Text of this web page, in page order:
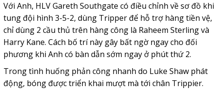
Với Anh, HLV Gareth Southgate có điều chỉnh về sơ đồ khi
tung đội hình 3-5-2, dùng Tripper để hỗ trợ hàng tiền vệ,
chỉ dùng 2 cầu thủ trên hàng công là Raheem Sterling và
Harry Kane. Cách bố trí này gây bất ngờ ngay cho đối
phương khi Anh có bàn dẫn sớm ngay ở phút thứ 2.
Trong tình huống phản công nhanh do Luke Shaw phát
động, bóng được triển khai mượt mà tới chân Trippier.